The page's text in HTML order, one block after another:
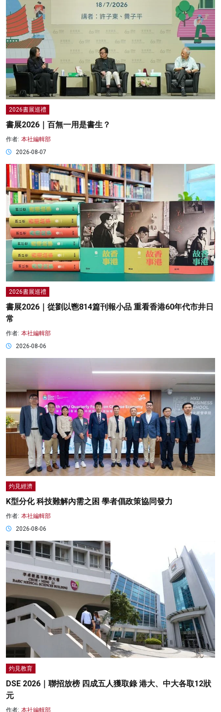
2026書展巡禮
書展2026｜百無一用是書生？
作者: 本社編輯部
2026-08-07
2026書展巡禮
書展2026｜從劉以鬯814篇刊報小品 重看香港60年代市井日
常
作者: 本社編輯部
2026-08-06
灼見經濟
K型分化 科技難解內需之困 學者倡政策協同發力
作者: 本社編輯部
2026-08-06
灼見教育
DSE 2026｜聯招放榜 四成五人獲取錄 港大、中大各取12狀
元
作者: 本社編輯部